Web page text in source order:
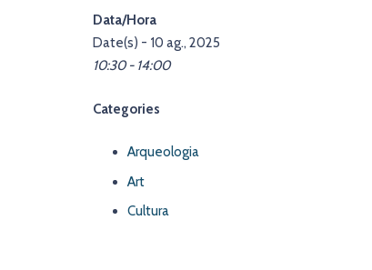
Data/Hora
Date(s) - 10 ag., 2025
10:30 - 14:00
Categories
Arqueologia
Art
Cultura